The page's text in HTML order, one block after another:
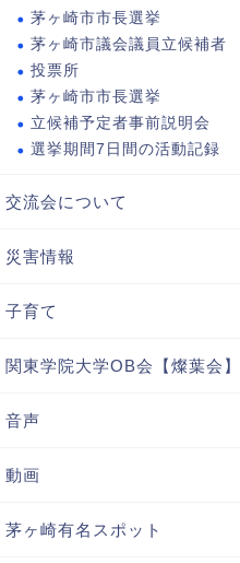
茅ヶ崎市市長選挙
茅ヶ崎市議会議員立候補者
投票所
茅ヶ崎市市長選挙
立候補予定者事前説明会
選挙期間7日間の活動記録
交流会について
災害情報
子育て
関東学院大学OB会【燦葉会】
音声
動画
茅ヶ崎有名スポット